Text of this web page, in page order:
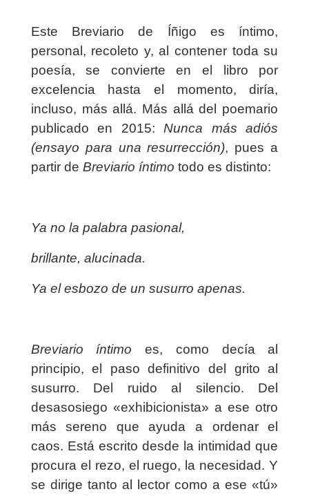
Este Breviario de Íñigo es íntimo,
personal, recoleto y, al contener toda su
poesía, se convierte en el libro por
excelencia hasta el momento, diría,
incluso, más allá. Más allá del poemario
publicado en 2015:Nunca más adiós
(ensayo para una resurrección), pues a
partir de Breviario íntimo todo es distinto:
Ya no la palabra pasional,
brillante, alucinada.
Ya el esbozo de un susurro apenas.
Breviario íntimo es, como decía al
principio, el paso definitivo del grito al
susurro. Del ruido al silencio. Del
desasosiego «exhibicionista» a ese otro
más sereno que ayuda a ordenar el
caos. Está escrito desde la intimidad que
procura el rezo, el ruego, la necesidad. Y
se dirige tanto al lector como a ese «tú»